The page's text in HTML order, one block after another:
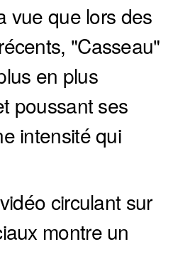
vue que lors des
"Casseau"
en plus
poussant ses
intensité qui
circulant sur
montre un